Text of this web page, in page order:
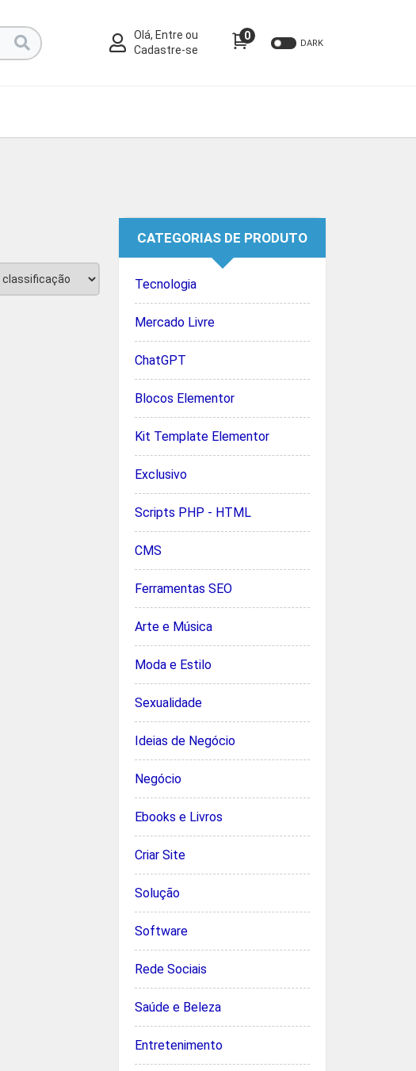
Olá, Entre ou
Cadastre-se
0
DARK
CATEGORIAS DE PRODUTO
Tecnologia
Mercado Livre
ChatGPT
Blocos Elementor
Kit Template Elementor
Exclusivo
Scripts PHP - HTML
CMS
Ferramentas SEO
Arte e Música
Moda e Estilo
Sexualidade
Ideias de Negócio
Negócio
Ebooks e Livros
Criar Site
Solução
Software
Rede Sociais
Saúde e Beleza
Entretenimento